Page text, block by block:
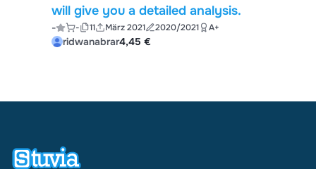
will give you a detailed analysis.
- - 11 März 2021 2020/2021 A+
ridwanabrar4,45 €